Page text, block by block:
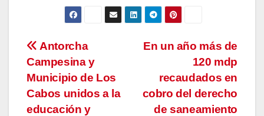
Navegación
de
entradas
En un año más de
120 mdp
recaudados en
cobro del derecho
de saneamiento
Antorcha
Campesina y
Municipio de Los
Cabos unidos a la
educación y